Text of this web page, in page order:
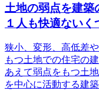
土地の弱点を建築
１人も快適ない
狭小、変形、高低差
もつ土地での住宅の
あえて弱点をもつ土
を中心に活動する建